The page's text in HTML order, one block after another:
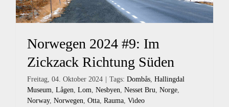
Norwegen 2024 #9: Im
Zickzack Richtung Süden
Freitag, 04. Oktober 2024 Tags: Dombås, Hallingdal
Museum, Lågen, Lom, Nesbyen, Nesset Bru, Norge,
Norway, Norwegen, Otta, Rauma, Video